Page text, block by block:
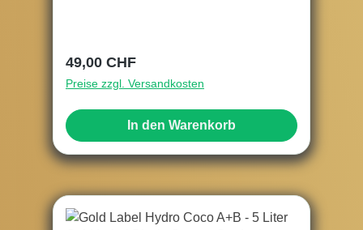
Regulärer Preis:
49,00 CHF
Preise zzgl. Versandkosten
In den Warenkorb